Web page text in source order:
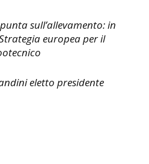
sull’allevamento: in
europea per il
eletto presidente